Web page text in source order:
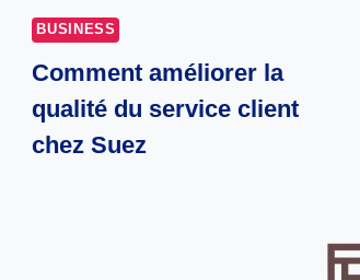
BUSINESS
Comment améliorer la
qualité du service client
chez Suez